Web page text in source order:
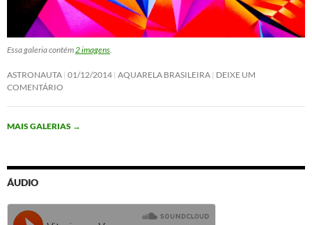
Essa galeria contém 2 imagens
ASTRONAUTA 01/12/2014 AQUARELA BRASILEIRA DEIXE UM
COMENTÁRIO
MAIS GALERIAS →
ÁUDIO